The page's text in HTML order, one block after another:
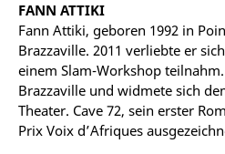
FANN ATTIKI
Fann Attiki, geboren 1992 in
Brazzaville. 2011 verliebte er
einem Slam-Workshop
Brazzaville und widmete sich
Theater. Cave 72, sein erster
Prix Voix d’Afriques